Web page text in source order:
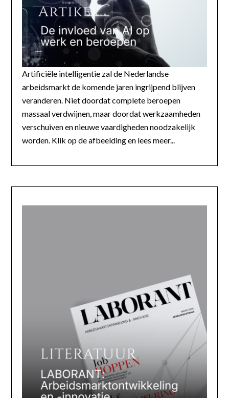
Artificiële intelligentie zal de Nederlandse
arbeidsmarkt de komende jaren ingrijpend blijven
veranderen. Niet doordat complete beroepen
massaal verdwijnen, maar doordat werkzaamheden
verschuiven en nieuwe vaardigheden noodzakelijk
worden. Klik op de afbeelding en lees meer...